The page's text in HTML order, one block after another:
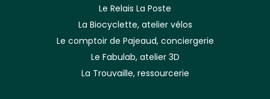
Le Relais La Poste
La Biocyclette, atelier vélos
Le comptoir de Pajeaud, conciergerie
Le Fabulab, atelier 3D
La Trouvaille, ressourcerie